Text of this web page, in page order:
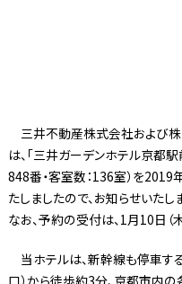
三井不動産株式会社および
は、「三井ガーデンホテル京都
848番・客室数：136室）を
たしましたので、お知らせいたし
なお、予約の受付は、1月10日（
当ホテルは、新幹線も停車す
口）から徒歩約3分、京都市内